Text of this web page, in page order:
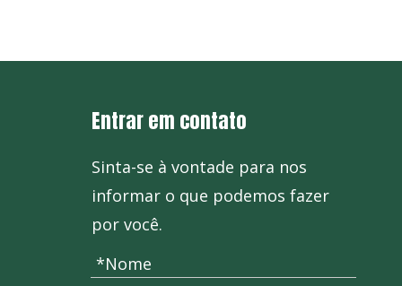
Aspartame
Entrar em contato
Sinta-se à vontade para nos
informar o que podemos fazer
por você.